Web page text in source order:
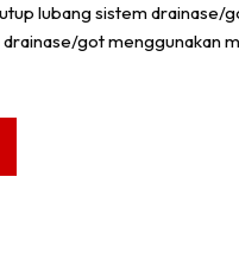
lubang sistem drainase/
got menggunakan